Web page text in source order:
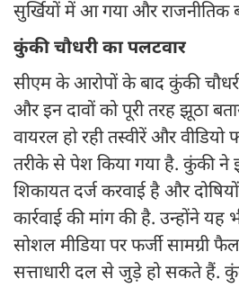
सुर्खियों में आ गया और राजनीतिक
कुंकी चौधरी का पलटवार
सीएम के आरोपों के बाद कुंकी चौधरी
और इन दावों को पूरी तरह झूठा
वायरल हो रही तस्वीरें और
तरीके से पेश किया गया है. कुंकी
शिकायत दर्ज करवाई है और
कार्रवाई की मांग की है. उन्होंने यह
सोशल मीडिया पर फर्जी सामग्री
सत्ताधारी दल से जुड़े हो सकते हैं.